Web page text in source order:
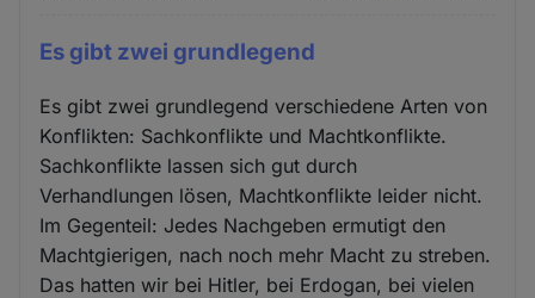
Es gibt zwei grundlegend
Es gibt zwei grundlegend verschiedene Arten von
Konflikten: Sachkonflikte und Machtkonflikte.
Sachkonflikte lassen sich gut durch
Verhandlungen lösen, Machtkonflikte leider nicht.
Im Gegenteil: Jedes Nachgeben ermutigt den
Machtgierigen, nach noch mehr Macht zu streben.
Das hatten wir bei Hitler, bei Erdogan, bei vielen